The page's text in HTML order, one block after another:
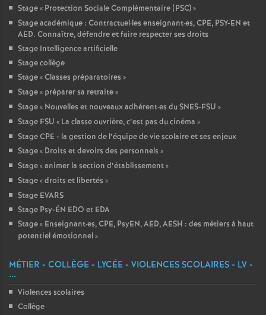
Stage « Protection Sociale Complémentaire (PSC)»
Stage académique : Contractuel·les enseignant·es, CPE, PSY-EN et
AED. Connaître, défendre et faire respecter ses droits
Stage Intelligence artificielle
Stage collège
Stage «Classes préparatoires »
Stage « préparer sa retraite»
Stage « Nouvelles et nouveaux adhérent·es du SNES-FSU »
Stage FSU « La classe ouvrière, c’est pas du cinéma »
Stage CPE - la gestion de l’équipe de vie scolaire et ses enjeux
Stage « Droits et devoirs des personnels »
Stage «animer la section d’établissement»
Stage «droits et libertés »
Stage EVARS
Stage Psy-ÉN EDO et EDA
Stage « Enseignant·es, CPE, PsyEN, AED, AESH : des métiers à haut
potentiel émotionnel»
MÉTIER - COLLÈGE - LYCÉE - VIOLENCES SCOLAIRES - LV -
...
Violences scolaires
Collège